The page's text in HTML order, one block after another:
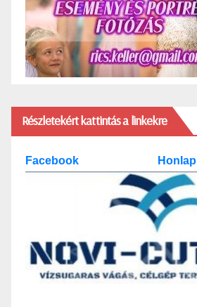
Részletekért kattintás a linkekre
Facebook Honlap